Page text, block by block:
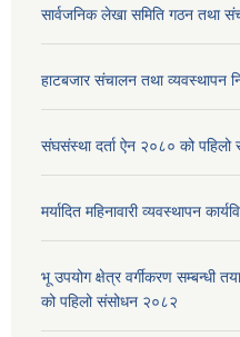
सार्वजनिक लेखा समिति गठन तथा
हाटबजार संचालन तथा व्यवस्थापन
संघसंस्था दर्ता ऐन २०८० को
मर्यादित महिनावारी व्यवस्थापन
भू उपयोग क्षेत्र वर्गीकरण सम्बन्धी
को पहिलो संसोधन २०८२